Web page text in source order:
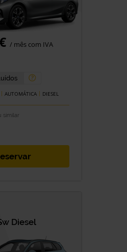
/ mês com IVA
AUTOMÁTICA DIESEL
similar
Diesel